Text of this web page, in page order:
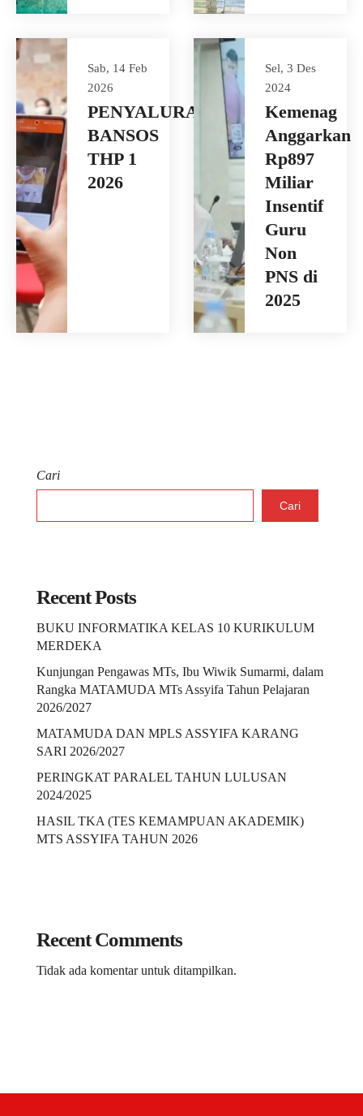
Sab, 14 Feb
2026
PENYALURAN
BANSOS
THP 1
2026
Sel, 3 Des
2024
Kemenag
Anggarkan
Rp897
Miliar
Insentif
Guru
Non
PNS di
2025
Cari
Cari
Recent Posts
BUKU INFORMATIKA KELAS 10 KURIKULUM
MERDEKA
Kunjungan Pengawas MTs, Ibu Wiwik Sumarmi, dalam
Rangka MATAMUDA MTs Assyifa Tahun Pelajaran
2026/2027
MATAMUDA DAN MPLS ASSYIFA KARANG
SARI 2026/2027
PERINGKAT PARALEL TAHUN LULUSAN
2024/2025
HASIL TKA (TES KEMAMPUAN AKADEMIK)
MTS ASSYIFA TAHUN 2026
Recent Comments
Tidak ada komentar untuk ditampilkan.